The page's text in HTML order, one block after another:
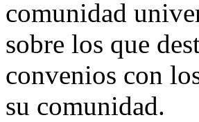
comunidad
sobre los que
convenios con
su comunidad.